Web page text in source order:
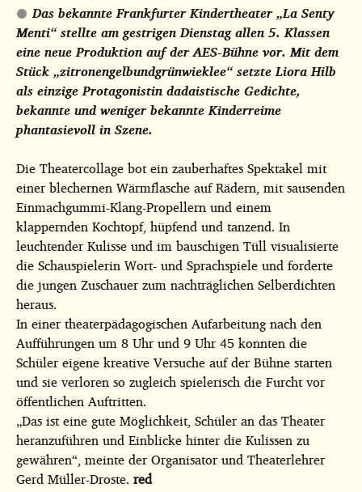
Das bekannte Frankfurter Kindertheater „La Senty
Menti“ stellte am gestrigen Dienstag allen 5. Klassen
eine neue Produktion auf der AES-Bühne vor. Mit dem
Stück „zitronengelbundgrünwieklee“ setzte Liora Hilb
als einzige Protagonistin dadaistische Gedichte,
bekannte und weniger bekannte Kinderreime
phantasievoll in Szene.
Die Theatercollage bot ein zauberhaftes Spektakel mit
einer blechernen Wärmflasche auf Rädern, mit sausenden
Einmachgummi-Klang-Propellern und einem
klappernden Kochtopf, hüpfend und tanzend. In
leuchtender Kulisse und im bauschigen Tüll visualisierte
die Schauspielerin Wort- und Sprachspiele und forderte
die jungen Zuschauer zum nachträglichen Selberdichten
heraus.
In einer theaterpädagogischen Aufarbeitung nach den
Aufführungen um 8 Uhr und 9 Uhr 45 konnten die
Schüler eigene kreative Versuche auf der Bühne starten
und sie verloren so zugleich spielerisch die Furcht vor
öffentlichen Auftritten.
„Das ist eine gute Möglichkeit, Schüler an das Theater
heranzuführen und Einblicke hinter die Kulissen zu
gewähren“, meinte der Organisator und Theaterlehrer
Gerd Müller-Droste. red